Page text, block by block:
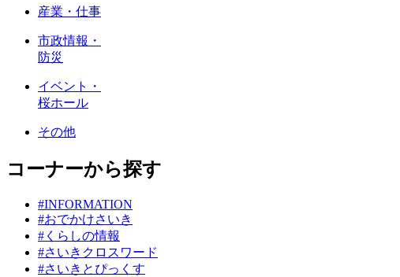
産業・仕事
市政情報・
防災
イベント・
桜ホール
その他
コーナーから探す
#INFORMATION
#おでかけさいき
#くらしの情報
#さいきクロスワード
#さいきとぴっくす